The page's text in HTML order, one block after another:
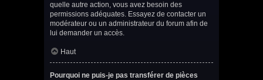
quelle autre action, vous avez besoin des
permissions adéquates. Essayez de contacter un
modérateur ou un administrateur du forum afin de
lui demander un accès.
Haut
Pourquoi ne puis-je pas transférer de pièces